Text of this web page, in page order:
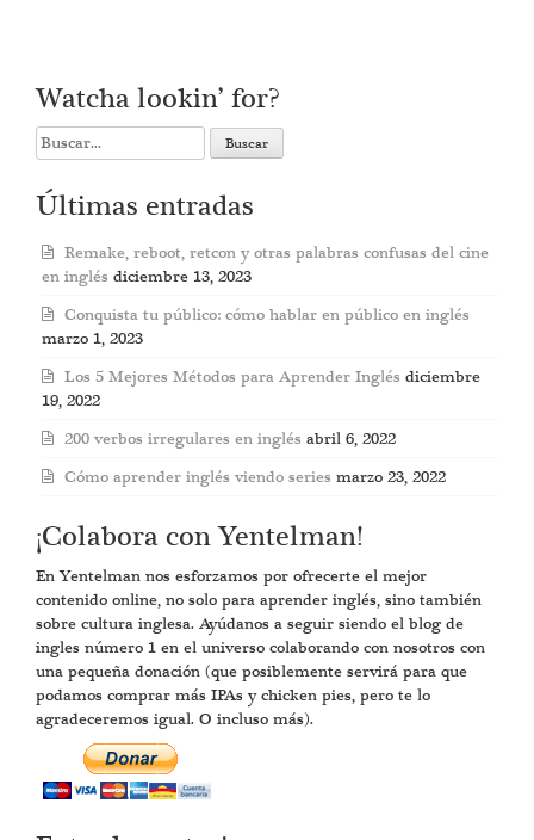
Watcha lookin’ for?
Search
for:
Últimas entradas
Remake, reboot, retcon y otras palabras confusas del cine
en inglés diciembre 13, 2023
Conquista tu público: cómo hablar en público en inglés
marzo 1, 2023
Los 5 Mejores Métodos para Aprender Inglés diciembre
19, 2022
200 verbos irregulares en inglés abril 6, 2022
Cómo aprender inglés viendo series marzo 23, 2022
¡Colabora con Yentelman!
En Yentelman nos esforzamos por ofrecerte el mejor
contenido online, no solo para aprender inglés, sino también
sobre cultura inglesa. Ayúdanos a seguir siendo el blog de
ingles número 1 en el universo colaborando con nosotros con
una pequeña donación (que posiblemente servirá para que
podamos comprar más IPAs y chicken pies, pero te lo
agradeceremos igual. O incluso más).